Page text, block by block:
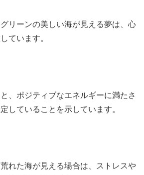
リーンの美しい海が見える夢は、心
ています。
、ポジティブなエネルギーに満たさ
していることを示しています。
れた海が見える場合は、ストレスや